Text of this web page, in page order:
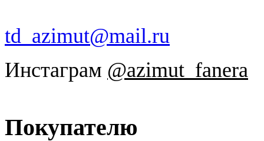
td_azimut@mail.ru
Инстаграм @azimut_fanera
Покупателю